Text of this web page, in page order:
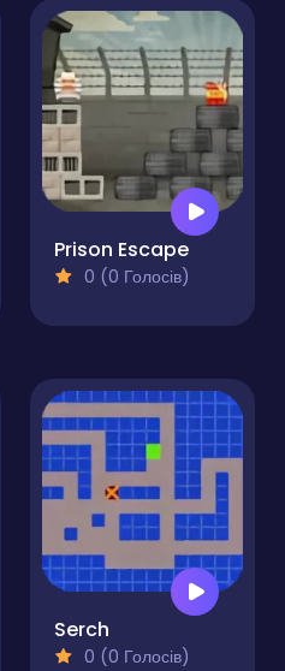
Prison Escape
0 (0 Голосів)
Serch
0 (0 Голосів)